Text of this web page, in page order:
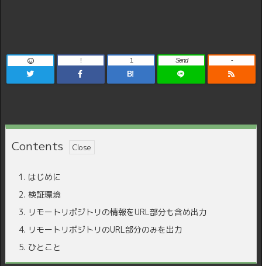
!
B!
1 Send -
Contents
1. はじめに
2. 検証環境
3. リモートリポジトリの情報をURL部分も含め出力
4. リモートリポジトリのURL部分のみを出力
5. ひとこと